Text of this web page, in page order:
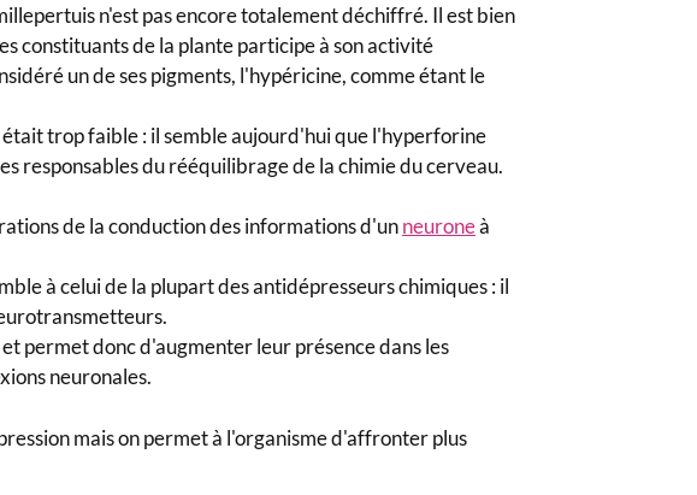
n'est pas encore totalement déchiffré. Il est bien
constituants de la plante participe à son activité
un de ses pigments, l'hypéricine, comme étant le
trop faible : il semble aujourd'hui que l'hyperforine
responsables du rééquilibrage de la chimie du cerveau.
de la conduction des informations d'unneuroneà
à celui de la plupart des antidépresseurs chimiques : il
permet donc d'augmenter leur présence dans les
neuronales.
mais on permet à l'organisme d'affronter plus